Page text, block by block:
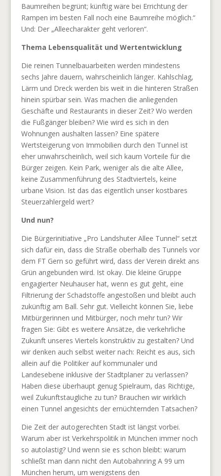
Baumreihen begrünt; künftig wäre bei Errichtung der
Rampen im besten Fall noch eine Baumreihe möglich.“
Und: Der „Alleecharakter geht verloren“.
Thema Lebensqualität und Wertentwicklung
Die reinen Tunnelbauarbeiten werden mindestens
sechs Jahre dauern, wahrscheinlich länger. Kahlschlag,
Lärm und Dreck werden bis weit in die hinteren Straßen
hinein spürbar sein. Was machen die anliegenden
Geschäfte und Restaurants in dieser Zeit? Wo werden
die Fußgänger bleiben? Wie wird es sich in den
Wohnungen aushalten lassen? Eine spätere
Wertsteigerung von Immobilien durch den Tunnel ist
eher unwahrscheinlich, weil sich kaum Vorteile für die
Bürger zeigen. Kein Park, weniger als die alte Allee,
keine Zusammenführung des Stadtviertels, keine
urbane Vision. Ist das das eigentlich unser kostbares
Steuerzahlergeld wert?
Und nun?
Die Bürgerinitiative „Pro Landshuter Allee Tunnel“ setzt
sich dafür ein, dass die Straße oberhalb des Tunnels vor
dem FT Gern so geführt wird, dass der Verein direkt ans
Grün angebunden wird. Ist okay. Die kleine Gruppe
engagierter Neuhauser hat, wenn es gut geht, eine
Filtrierung der Schadstoffe angestoßen und bleibt auch
zukünftig am Ball. Sehr gut. Vielleicht können Sie, liebe
Mitbürgerinnen und Mitbürger, noch mehr tun? Wir
fragen Sie: Gibt es weitere Ansätze, die verkehrliche
Zukunft unseres Viertels konstruktiv zu gestalten? Und
wir denken auch selbst weiter nach: Reicht es aus, sich
allein auf die Politiker auf kommunaler und
Landesebene inklusive der Stadtplaner zu verlassen?
Haben diese überhaupt genug Spielraum, das Richtige,
weil Zukunftstaugliche zu tun? Brauchen wir wirklich
einen Tunnel angesichts der ernüchternden Tatsachen?
Die Zeit der autogerechten Stadt ist längst vorbei.
Warum aber ist Verkehrspolitik in München immer noch
so autolastig? Und wenn sie es schon bleibt: warum
schließt man dann nicht den Autobahnring A 99 um
München herum, um wenigstens den